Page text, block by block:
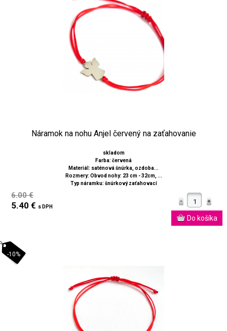
Náramok na nohu Anjel červený na zaťahovanie
skladom
Farba: červená
Materiál: saténová šnúrka, ozdoba...
Rozmery: Obvod nohy: 23 cm - 32cm, ...
Typ náramku: šnúrkový zaťahovací
6.00 €
5.40 € s DPH
-10%